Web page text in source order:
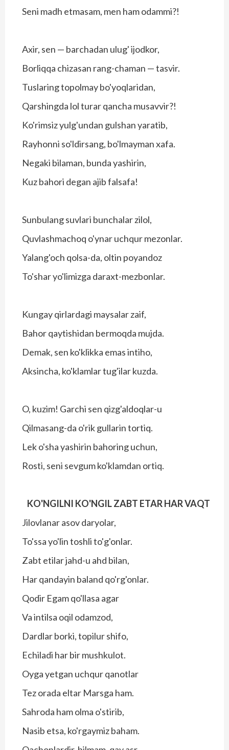
Seni madh etmasam, men ham odammi?!
Axir, sen — barchadan ulug' ijodkor,
Borliqqa chizasan rang-chaman — tasvir.
Tuslaring topolmay bo'yoqlaridan,
Qarshingda lol turar qancha musavvir?!
Ko'rimsiz yulg'undan gulshan yaratib,
Rayhonni so'ldirsang, bo'lmayman xafa.
Negaki bilaman, bunda yashirin,
Kuz bahori degan ajib falsafa!
Sunbulang suvlari bunchalar zilol,
Quvlashmachoq o'ynar uchqur mezonlar.
Yalang'och qolsa-da, oltin poyandoz
To'shar yo'limizga daraxt-mezbonlar.
Kungay qirlardagi maysalar zaif,
Bahor qaytishidan bermoqda mujda.
Demak, sen ko'klikka emas intiho,
Aksincha, ko'klamlar tug'ilar kuzda.
O, kuzim! Garchi sen qizg'aldoqlar-u
Qilmasang-da o'rik gullarin tortiq.
Lek o'sha yashirin bahoring uchun,
Rosti, seni sevgum ko'klamdan ortiq.
KO'NGILNI KO'NGIL ZABT ETAR HAR VAQT
Jilovlanar asov daryolar,
To'ssa yo'lin toshli to'g'onlar.
Zabt etilar jahd-u ahd bilan,
Har qandayin baland qo'rg'onlar.
Qodir Egam qo'llasa agar
Va intilsa oqil odamzod,
Dardlar borki, topilur shifo,
Echiladi har bir mushkulot.
Oyga yetgan uchqur qanotlar
Tez orada eltar Marsga ham.
Sahroda ham olma o'stirib,
Nasib etsa, ko'rgaymiz baham.